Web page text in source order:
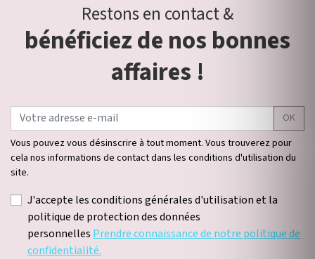
Restons en contact &
bénéficiez de nos bonnes
affaires !
OK
Vous pouvez vous désinscrire à tout moment. Vous trouverez pour
cela nos informations de contact dans les conditions d'utilisation du
site.
J'accepte les conditions générales d'utilisation et la
politique de protection des données
personnelles Prendre connaissance de notre politique de
confidentialité.